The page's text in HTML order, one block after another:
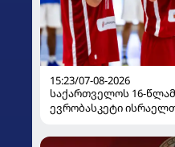
15:23/07-08-2026
საქართველოს 16-
ევრობასკეტი